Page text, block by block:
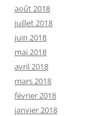
août 2018
juillet 2018
juin 2018
mai 2018
avril 2018
mars 2018
février 2018
janvier 2018